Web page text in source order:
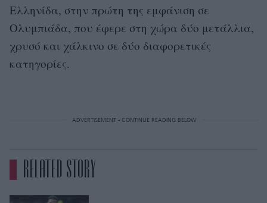
Ελληνίδα, στην πρώτη της εμφάνιση σε
Ολυμπιάδα, που έφερε στη χώρα δύο μετάλλια,
χρυσό και χάλκινο σε δύο διαφορετικές
κατηγορίες.
ADVERTISEMENT - CONTINUE READING BELOW
RELATED STORY